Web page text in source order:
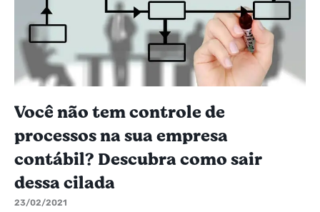
Você não tem controle de
processos na sua empresa
contábil? Descubra como sair
dessa cilada
23/02/2021